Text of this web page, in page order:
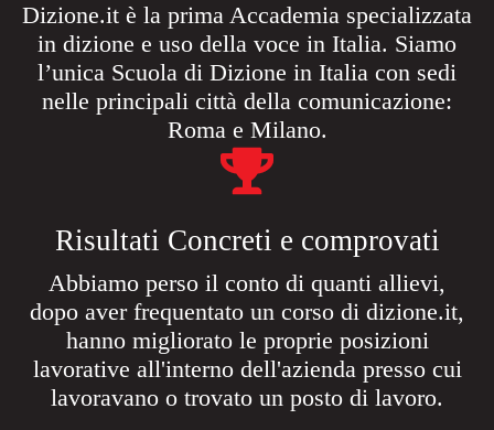
Dizione.it è la prima Accademia specializzata
in dizione e uso della voce in Italia. Siamo
l’unica Scuola di Dizione in Italia con sedi
nelle principali città della comunicazione:
Roma e Milano.
Risultati Concreti e comprovati​
Abbiamo perso il conto di quanti allievi,
dopo aver frequentato un corso di dizione.it,
hanno migliorato le proprie posizioni
lavorative all'interno dell'azienda presso cui
lavoravano o trovato un posto di lavoro.